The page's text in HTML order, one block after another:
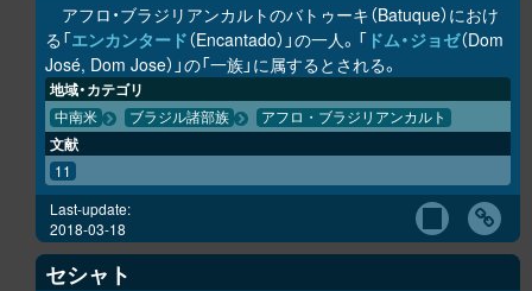
アフロ・ブラジリアンカルトのバトゥーキ（Batuque）におけ
る「エンカンタード（Encantado）」の一人。「 ドム・ジョゼ（Dom
José, Dom Jose）」の「一族」に属するとされる。
地域・カテゴリ
中南米 ブラジル諸部族 アフロ・ブラジリアンカルト
文献
11
Last-update:
2018-03-18
セシャト